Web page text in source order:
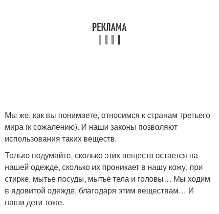
Мы же, как вы понимаете, относимся к странам третьего
мира (к сожалению). И наши законы позволяют
использования таких веществ.
Только подумайте, сколько этих веществ остается на
нашей одежде, сколько их проникает в нашу кожу, при
стирке, мытье посуды, мытье тела и головы… Мы ходим
в ядовитой одежде, благодаря этим веществам… И
наши дети тоже.